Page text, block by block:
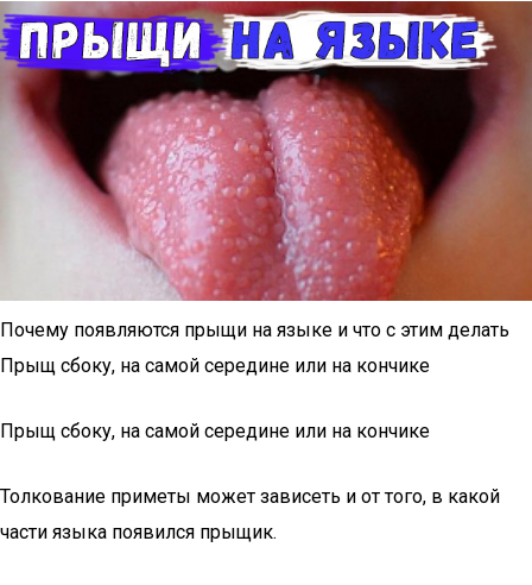
Почему появляются прыщи на языке и что с этим делать
Прыщ сбоку, на самой середине или на кончике
Прыщ сбоку, на самой середине или на кончике
Толкование приметы может зависеть и от того, в какой
части языка появился прыщик.